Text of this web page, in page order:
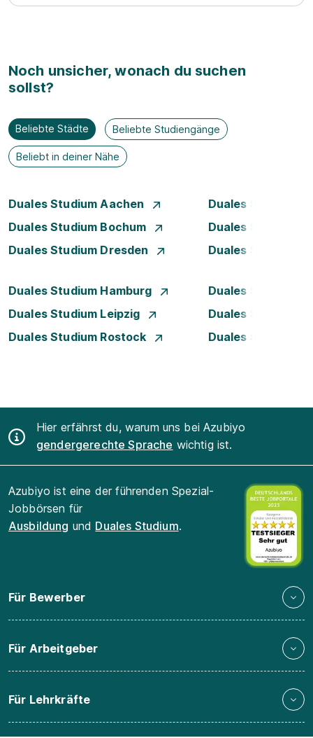
Noch unsicher, wonach du suchen
sollst?
Beliebte Städte Beliebte Studiengänge
Beliebt in deiner Nähe
Duales Studium Aachen
Duales Studium
Duales Studium Bochum
Duales Studium
Duales Studium Dresden
Duales Studium
Duales Studium Hamburg
Duales Studium
Duales Studium Leipzig
Duales Studium
Duales Studium Rostock
Duales Studium
Hier erfährst du, warum uns bei Azubiyo
gendergerechte Sprache wichtig ist.
Azubiyo ist eine der führenden Spezial-
Jobbörsen für
Ausbildung und Duales Studium.
Für Bewerber
Für Arbeitgeber
Für Lehrkräfte